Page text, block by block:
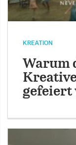
KREATION
Warum
gefeiert